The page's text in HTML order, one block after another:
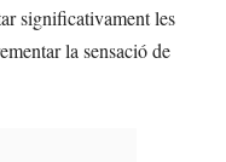
significativament les
la sensació de